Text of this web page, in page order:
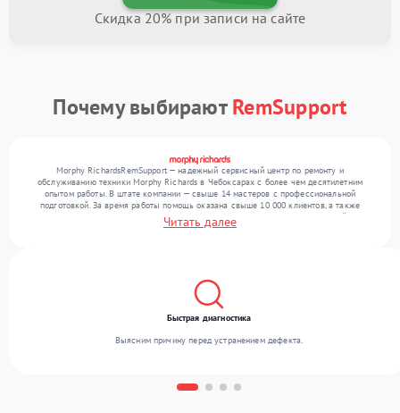
Скидка 20% при записи на сайте
Почему выбираютRemSupport
Morphy RichardsRemSupport — надежный сервисный центр по ремонту и
обслуживанию техники Morphy Richards в Чебоксарах с более чем десятилетним
опытом работы. В штате компании — свыше 14 мастеров с профессиональной
подготовкой. За время работы помощь оказана свыше 10 000 клиентов, а также
выполнено общее число ремонтов превысило 12 000. Ежемесячно в сервисный центр
поступает свыше 300 единиц техники, включая , , . Мы беремся за задачи любой
Читать далее
Быстрая диагностика
Выясним причину перед устранением дефекта.